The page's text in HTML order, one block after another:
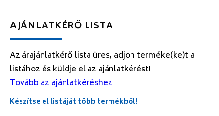
AJÁNLATKÉRŐ LISTA
Az árajánlatkérő lista üres, adjon terméke(ke)t a
listához és küldje el az ajánlatkérést!
Tovább az ajánlatkéréshez
Készítse el listáját több termékből!